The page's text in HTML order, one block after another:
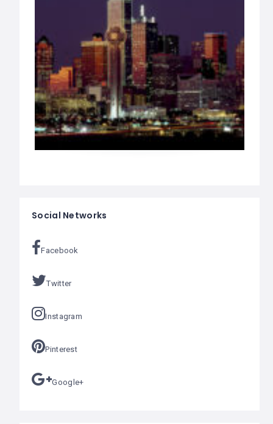
Social Networks
Facebook
Twitter
Instagram
Pinterest
Google+